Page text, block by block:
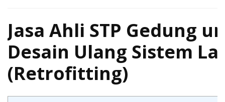
Jasa Ahli STP Gedung
Desain Ulang Sistem
(Retrofitting)